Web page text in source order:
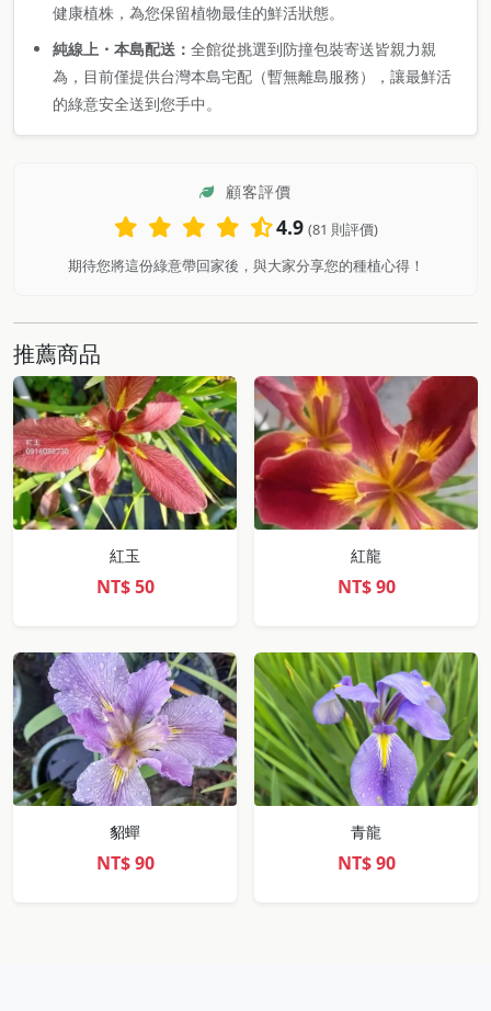
健康植株，為您保留植物最佳的鮮活狀態。
純線上・本島配送：全館從挑選到防撞包裝寄送皆親力親
為，目前僅提供台灣本島宅配（暫無離島服務），讓最鮮活
的綠意安全送到您手中。
顧客評價
4.9 (81 則評價)
期待您將這份綠意帶回家後，與大家分享您的種植心得！
推薦商品
紅玉
NT$50
紅龍
NT$90
貂蟬
NT$90
青龍
NT$90